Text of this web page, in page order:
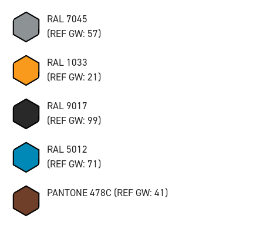
RAL 7045
(REF GW: 57)
RAL 1033
(REF GW: 21)
RAL 9017
(REF GW: 99)
RAL 5012
(REF GW: 71)
PANTONE 478C (REF GW: 41)